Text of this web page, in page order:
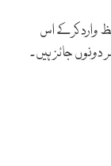
وارد کرکے اس
جائز ہیں۔